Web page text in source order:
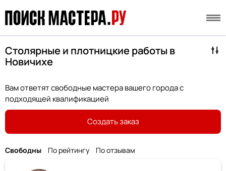
Столярные и плотницкие работы в
Новичихе
Вам ответят свободные мастера вашего города с
подходящей квалификацией
Создать заказ
Свободны По рейтингу По отзывам